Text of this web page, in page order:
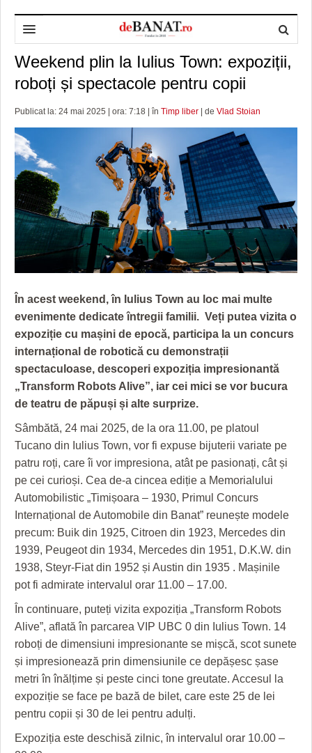
HOME
DESPRE NOI
REDACȚIA DEBANAT
POLITICA DE COOKIES
POLITICA DE CONFIDENȚIALITATE
ADMINISTRAȚIE
PRIMĂRIA TIMIŞOARA
CONSILIUL JUDEŢEAN TIMIŞ
PREFECTURA TIMIŞ
POLITICĂ
POLI TIMISOARA
FOTBAL JUDETEAN
ALTE SPORTURI
OPINII
DOSARELE DEBANAT
ETICA LUCIDITĂȚII ASISTATE
JURNAL DE CAMPANIE
GRĂDINA TAICII DOMNULUI
ZIARISTU’ DE TERASĂ
CU OIŞTEA-N KIERKEGAARD
FINANŢĂRI DE LA A LA Z
PE SURSE
TIMP LIBER ȘI CULTURĂ
TIMP LIBER
ULTRAMARIN VA RECOMANDA
CRONICĂ DE FILM
UNDE MERGEM
FILME DOCUMENTARE
CLIPURI VIDEO
JOCURI ONLINE
ECONOMIC
AFACERI
SĂNĂTATE
ACCIDENTE
ANUNŢURI
INFO SI UTILE
CULTURA
INVATAMANT
JUSTITIE
FILME DOCUMENTARE
CLIPURI VIDEO
JOCURI ONLINE
DIVERSE
HARTA TIMIŞOAREI
LICEE, ŞCOLI ŞI GRĂDINIŢE DIN TIMIŞ
PRIMĂRIILE DIN TIMIŞ
SFATUL MEDICULUI
SFATURI JURIDICE
Weekend plin la Iulius Town: expoziții,
roboți și spectacole pentru copii
Publicat la: 24 mai 2025 | ora: 7:18 | în Timp liber | de Vlad Stoian
În acest weekend, în Iulius Town au loc mai multe
evenimente dedicate întregii familii. Veți putea vizita o
expoziție cu mașini de epocă, participa la un concurs
internațional de robotică cu demonstrații
spectaculoase, descoperi expoziția impresionantă
„Transform Robots Alive”, iar cei mici se vor bucura
de teatru de păpuși și alte surprize.
Sâmbătă, 24 mai 2025, de la ora 11.00, pe platoul
Tucano din Iulius Town, vor fi expuse bijuterii variate pe
patru roți, care îi vor impresiona, atât pe pasionați, cât și
pe cei curioși. Cea de-a cincea ediție a Memorialului
Automobilistic „Timișoara – 1930, Primul Concurs
Internațional de Automobile din Banat” reunește modele
precum: Buik din 1925, Citroen din 1923, Mercedes din
1939, Peugeot din 1934, Mercedes din 1951, D.K.W. din
1938, Steyr-Fiat din 1952 și Austin din 1935 . Mașinile
pot fi admirate intervalul orar 11.00 – 17.00.
În continuare, puteți vizita expoziția „Transform Robots
Alive”, aflată în parcarea VIP UBC 0 din Iulius Town. 14
roboți de dimensiuni impresionante se mișcă, scot sunete
și impresionează prin dimensiunile ce depășesc șase
metri în înălțime și peste cinci tone greutate. Accesul la
expoziție se face pe bază de bilet, care este 25 de lei
pentru copii și 30 de lei pentru adulți.
Expoziția este deschisă zilnic, în intervalul orar 10.00 –